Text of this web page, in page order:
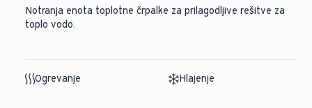
Notranja enota toplotne črpalke za prilagodljive rešitve za
toplo vodo.
Ogrevanje Hlajenje